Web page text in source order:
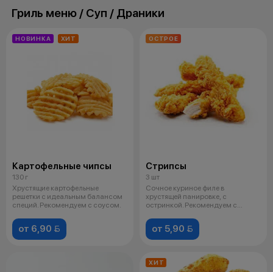
Гриль меню / Суп / Драники
НОВИНКА ХИТ
Картофельные чипсы
130 г
Хрустящие картофельные
решетки с идеальным балансом
специй. Рекомендуем с соусом.
от 6,90 
ОСТРОЕ
Стрипсы
3 шт
Сочное куриное филе в
хрустящей панировке, с
остринкой. Рекомендуем с
от 5,90 
ХИТ